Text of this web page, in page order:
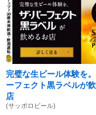
完璧な生ビール体験を
ーフェクト黒ラベルが
店
(サッポロビール)